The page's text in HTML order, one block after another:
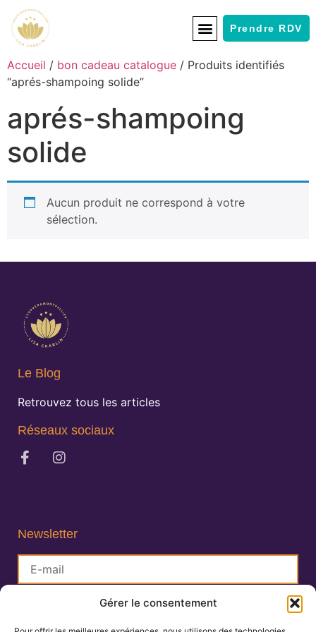
Gérer le consentement
Prendre RDV
Accueil / bon cadeau catalogue / Produits identifiés
“aprés-shampoing solide”
aprés-shampoing
solide
Aucun produit ne correspond à votre
sélection.
Le Blog
Retrouvez tous les articles
Réseaux sociaux
Newsletter
S'inscrire